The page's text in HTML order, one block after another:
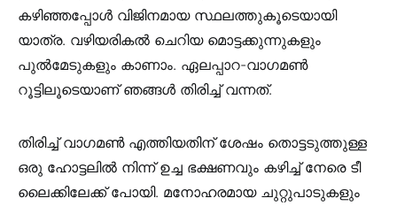
കഴിഞ്ഞപ്പോള്‍ വിജിനമായ സ്ഥലത്തുകൂടെയായി
യാത്ര. വഴിയരികല്‍ ചെറിയ മൊട്ടക്കുന്നുകളും
പുല്‍മേടുകളും കാണാം. ഏലപ്പാറ-വാഗമണ്‍
റൂട്ടിലൂടെയാണ് ഞങ്ങള്‍ തിരിച്ച് വന്നത്.
തിരിച്ച് വാഗമണ്‍ എത്തിയതിന് ശേഷം തൊട്ടടുത്തുള്ള
ഒരു ഹോട്ടലില്‍ നിന്ന് ഉച്ച ഭക്ഷണവും കഴിച്ച് നേരെ ടീ
ലൈക്കിലേക്ക് പോയി. മനോഹരമായ ചുറ്റുപാടുകളും